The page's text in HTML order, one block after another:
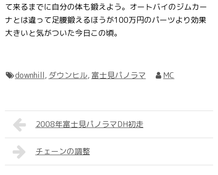
て来るまでに自分の体も鍛えよう。オートバイのジムカー
ナとは違って足腰鍛えるほうが100万円のパーツより効果
大きいと気がついた今日この頃。
downhill, ダウンヒル, 富士見パノラマ MC
2008年富士見パノラマDH初走
チェーンの調整